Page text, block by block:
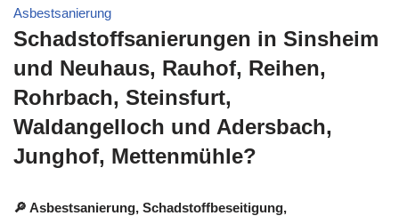
Asbestsanierung
Schadstoffsanierungen in Sinsheim
und Neuhaus, Rauhof, Reihen,
Rohrbach, Steinsfurt,
Waldangelloch und Adersbach,
Junghof, Mettenmühle?
🔎 Asbestsanierung, Schadstoffbeseitigung,